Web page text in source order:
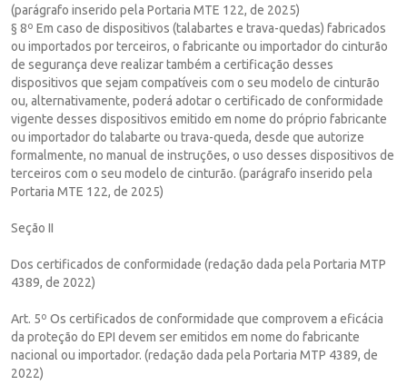
(parágrafo inserido pela Portaria MTE 122, de 2025)
§ 8º Em caso de dispositivos (talabartes e trava-quedas) fabricados
ou importados por terceiros, o fabricante ou importador do cinturão
de segurança deve realizar também a certificação desses
dispositivos que sejam compatíveis com o seu modelo de cinturão
ou, alternativamente, poderá adotar o certificado de conformidade
vigente desses dispositivos emitido em nome do próprio fabricante
ou importador do talabarte ou trava-queda, desde que autorize
formalmente, no manual de instruções, o uso desses dispositivos de
terceiros com o seu modelo de cinturão. (parágrafo inserido pela
Portaria MTE 122, de 2025)
Seção II
Dos certificados de conformidade (redação dada pela Portaria MTP
4389, de 2022)
Art. 5º Os certificados de conformidade que comprovem a eficácia
da proteção do EPI devem ser emitidos em nome do fabricante
nacional ou importador. (redação dada pela Portaria MTP 4389, de
2022)